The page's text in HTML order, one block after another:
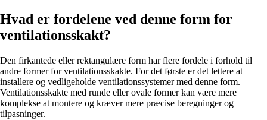
Hvad er fordelene ved denne form for
ventilationsskakt?
Den firkantede eller rektangulære form har flere fordele i forhold til
andre former for ventilationsskakte. For det første er det lettere at
installere og vedligeholde ventilationssystemer med denne form.
Ventilationsskakte med runde eller ovale former kan være mere
komplekse at montere og kræver mere præcise beregninger og
tilpasninger.